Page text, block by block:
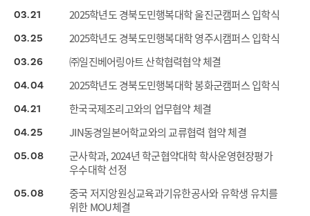
03 21 2025학년도 경북도민행복대학 울진군캠퍼스 입학식
03 25 2025학년도 경북도민행복대학 영주시캠퍼스 입학식
03 26 ㈜일진베어링아트 산학협력협약 체결
04 04 2025학년도 경북도민행복대학 봉화군캠퍼스 입학식
04 21 한국국제조리고와의 업무협약 체결
04 25 JIN동경일본어학교와의 교류협력 협약 체결
05 08
군사학과, 2024년 학군협약대학 학사운영현장평가
우수대학 선정
05 08
중국 저지앙원싱교육과기유한공사와 유학생 유치를
위한 MOU체결